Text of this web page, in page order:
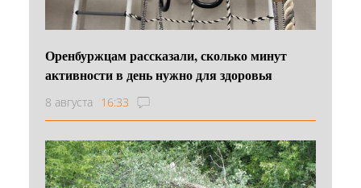
Оренбуржцам рассказали, сколько минут
активности в день нужно для здоровья
8 августа 16:33